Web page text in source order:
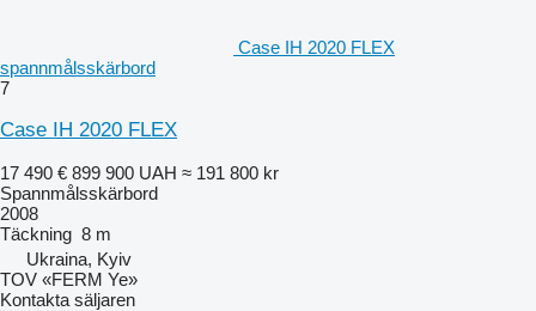
Case IH 2020 FLEX
spannmålsskärbord
7
Case IH 2020 FLEX
17 490 € 899 900 UAH ≈ 191 800 kr
Spannmålsskärbord
2008
Täckning 8 m
Ukraina, Kyiv
TOV «FERM Ye»
Kontakta säljaren